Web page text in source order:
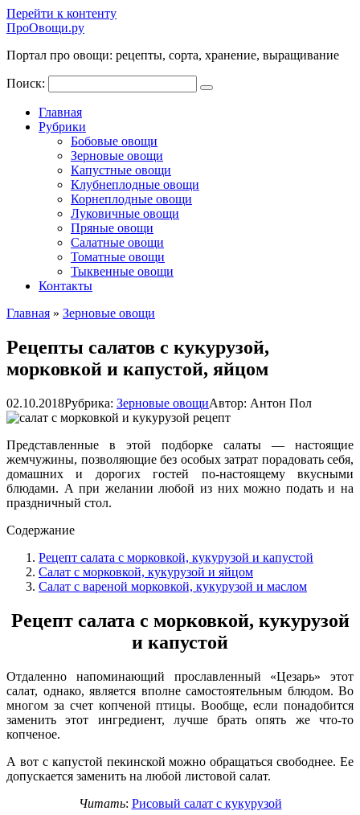
Перейти к контенту
ПроОвощи.ру
Портал про овощи: рецепты, сорта, хранение, выращивание
Поиск:
Главная
Рубрики
Бобовые овощи
Зерновые овощи
Капустные овощи
Клубнеплодные овощи
Корнеплодные овощи
Луковичные овощи
Пряные овощи
Салатные овощи
Томатные овощи
Тыквенные овощи
Контакты
Главная » Зерновые овощи
Рецепты салатов с кукурузой,
морковкой и капустой, яйцом
02.10.2018Рубрика: Зерновые овощиАвтор: Антон Пол
Представленные в этой подборке салаты — настоящие
жемчужины, позволяющие без особых затрат порадовать себя,
домашних и дорогих гостей по-настоящему вкусными
блюдами. А при желании любой из них можно подать и на
праздничный стол.
Содержание
Рецепт салата с морковкой, кукурузой и капустой
Салат с морковкой, кукурузой и яйцом
Салат с вареной морковкой, кукурузой и маслом
Рецепт салата с морковкой, кукурузой
и капустой
Отдаленно напоминающий прославленный «Цезарь» этот
салат, однако, является вполне самостоятельным блюдом. Во
многом за счет копченой птицы. Вообще, если понадобится
заменить этот ингредиент, лучше брать опять же что-то
копченое.
А вот с капустой пекинской можно обращаться свободнее. Ее
допускается заменить на любой листовой салат.
Читать: Рисовый салат с кукурузой